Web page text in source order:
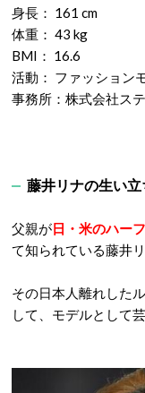
身長： 161 cm
体重： 43 kg
BMI： 16.6
活動： ファッション
事務所：株式会社ス
藤井リナの生い
父親が日・米のハー
て知られている藤井リ
その日本人離れした
して、モデルとして